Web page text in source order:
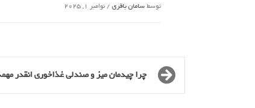
توسطسامان باقری / نوامبر 1, 2025
چرا چیدمان میز و صندلی غذاخوری انقدر